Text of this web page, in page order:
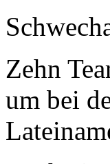
Zehn
um bei